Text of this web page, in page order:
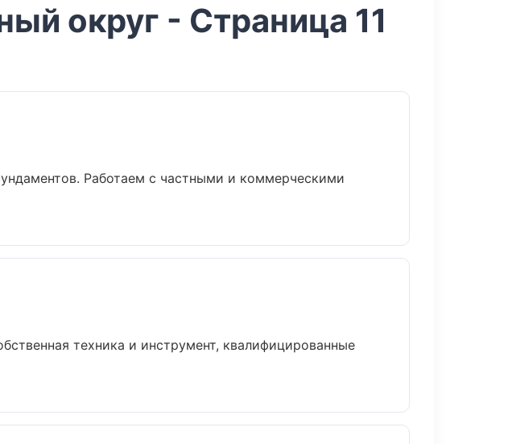
округ - Страница 11
Работаем с частными и коммерческими
техника и инструмент, квалифицированные